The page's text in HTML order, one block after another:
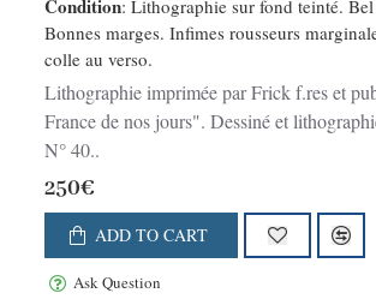
Condition: Lithographie sur fond teinté.
Bonnes marges. Infimes rousseurs
colle au verso.
Lithographie imprimée par Frick f.res et
France de nos jours". Dessiné et
N° 40..
250€
ADD TO CART
Ask Question